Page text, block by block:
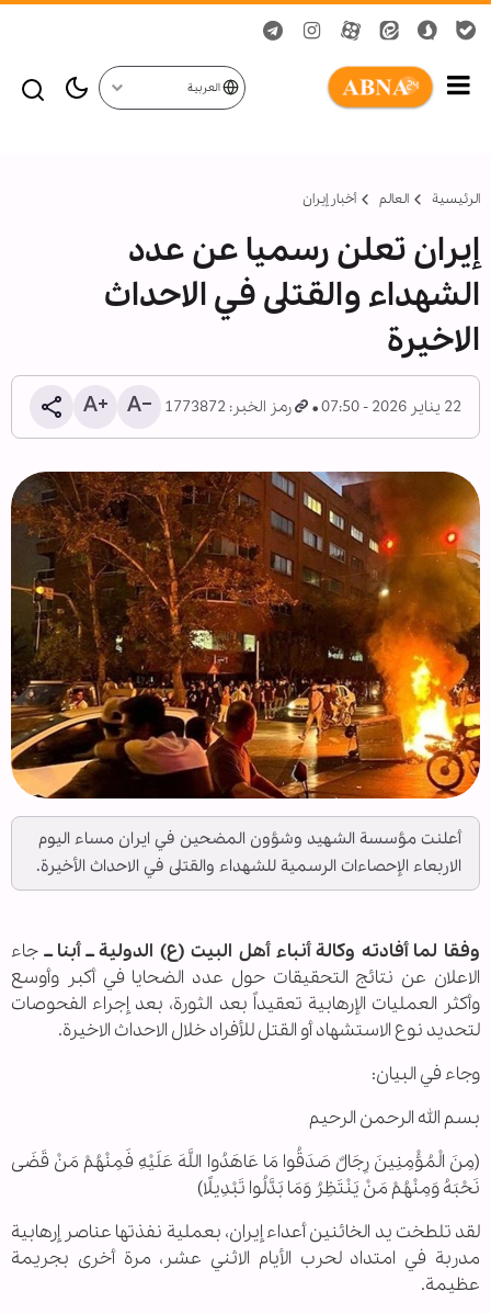
العربية
الرئيسية العالم أخبار إيران
إيران تعلن رسميا عن عدد
الشهداء والقتلى في الاحداث
الاخيرة
22 يناير 2026 - 07:50 رمز الخبر: 1773872
أعلنت مؤسسة الشهيد وشؤون المضحين في ايران مساء اليوم
الاربعاء الإحصاءات الرسمية للشهداء والقتلى في الاحداث الأخيرة.
وفقا لما أفادته وكالة أنباء أهل البيت (ع) الدولية ــ أبنا ــ جاء
الاعلان عن نتائج التحقيقات حول عدد الضحايا في أكبر وأوسع
وأكثر العمليات الإرهابية تعقيداً بعد الثورة، بعد إجراء الفحوصات
لتحديد نوع الاستشهاد أو القتل للأفراد خلال الاحداث الاخيرة.
وجاء في البيان:
بسم الله الرحمن الرحيم
(مِنَ الْمُؤْمِنِينَ رِجَالٌ صَدَقُوا مَا عَاهَدُوا اللَّهَ عَلَيْهِ فَمِنْهُمْ مَنْ قَضَى
نَحْبَهُ وَمِنْهُمْ مَنْ يَنْتَظِرُ وَمَا بَدَّلُوا تَبْدِيلًا)
لقد تلطخت يد الخائنين أعداء إيران، بعملية نفذتها عناصر إرهابية
مدربة في امتداد لحرب الأيام الاثني عشر، مرة أخرى بجريمة
عظيمة.